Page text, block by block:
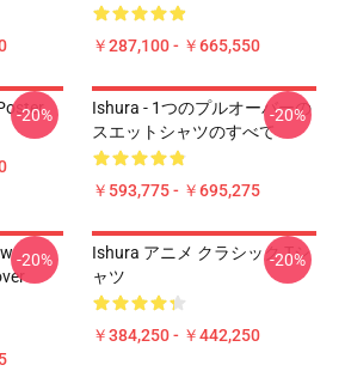
￥287,100 - ￥665,550
-20%
Ishura - 1つのプルオーバーの
スエットシャツのすべて
￥593,775 - ￥695,275
-20%
-20%
Ishura アニメ クラシック Tシ
ャツ
￥384,250 - ￥442,250
-20%